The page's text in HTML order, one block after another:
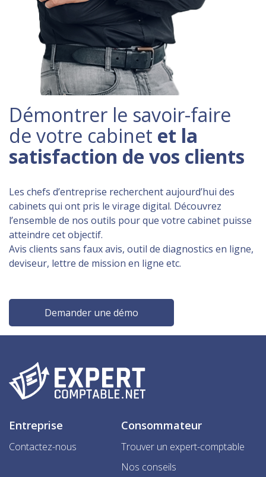
Démontrer le savoir-faire
de votre cabinet et la
satisfaction de vos clients
Les chefs d’entreprise recherchent aujourd’hui des
cabinets qui ont pris le virage digital. Découvrez
l’ensemble de nos outils pour que votre cabinet puisse
atteindre cet objectif.
Avis clients sans faux avis, outil de diagnostics en ligne,
deviseur, lettre de mission en ligne etc.
Demander une démo
Entreprise
Contactez-nous
Consommateur
Trouver un expert-comptable
Nos conseils